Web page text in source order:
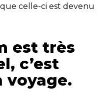
celle-ci est devenu
est très
c’est
voyage.